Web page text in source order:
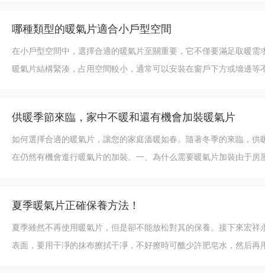
哪種類型的暖氣片適合小戶型空間
在小戶型空間中，選擇合適的暖氣片至關重要，它不僅要滿足取暖
暖氣片結構緊湊，占用空間較小，通常可以安裝在窗戶下方或墻邊
供暖季節來臨，家中不暖和還有機會加裝暖氣片
如何選擇合適的暖氣片，讓您的家庭溫暖如春。隨著冬季的來臨，
在仍然有機會進行暖氣片的加裝。一、為什么需要暖氣片加裝由于
夏季暖氣片正確保養方法！
夏季雖然不再使用暖氣片，但是卻不能放松對其的保養。接下來宏祥永鑫散熱器專家教大家怎么保養暖氣片。 清潔
表面，要用干凈的抹布擦拭干凈，不好擦時可醮少許肥皂水，然后